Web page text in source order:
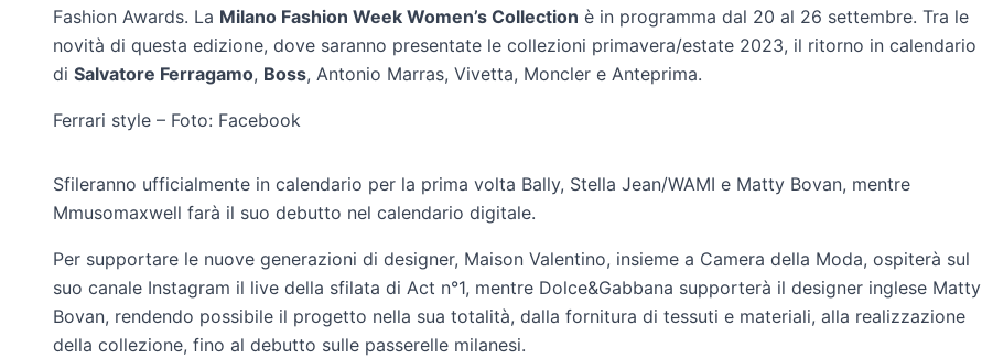
Fashion Awards. La Milano Fashion Week Women’s Collection è in programma dal 20 al 26 settembre. Tra le
novità di questa edizione, dove saranno presentate le collezioni primavera/estate 2023, il ritorno in calendario
di Salvatore Ferragamo, Boss, Antonio Marras, Vivetta, Moncler e Anteprima.
Ferrari style – Foto: Facebook
Sfileranno ufficialmente in calendario per la prima volta Bally, Stella Jean/WAMI e Matty Bovan, mentre
Mmusomaxwell farà il suo debutto nel calendario digitale.
Per supportare le nuove generazioni di designer, Maison Valentino, insieme a Camera della Moda, ospiterà sul
suo canale Instagram il live della sfilata di Act n°1, mentre Dolce&Gabbana supporterà il designer inglese Matty
Bovan, rendendo possibile il progetto nella sua totalità, dalla fornitura di tessuti e materiali, alla realizzazione
della collezione, fino al debutto sulle passerelle milanesi.